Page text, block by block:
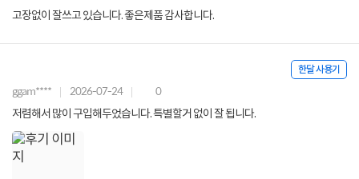
고장없이 잘쓰고 있습니다. 좋은제품 감사합니다.
한달 사용기
ggam**** 2026-07-24 0
저렴해서 많이 구입해두었습니다. 특별할거 없이 잘 됩니다.